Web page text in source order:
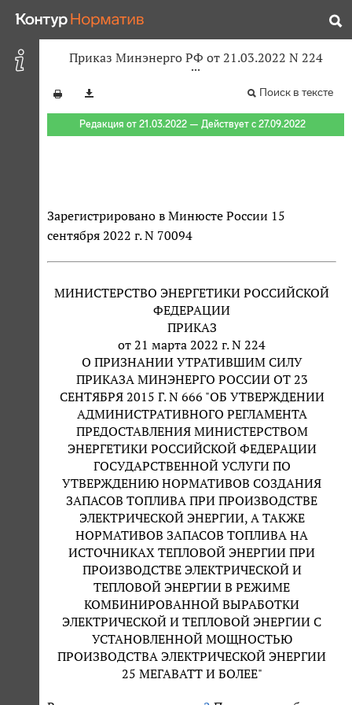
Приказ Минэнерго РФ от 21.03.2022 N 224
Поиск в тексте
Редакция от 21.03.2022 — Действует с 27.09.2022
Зарегистрировано в Минюсте России 15
сентября 2022 г. N 70094
МИНИСТЕРСТВО ЭНЕРГЕТИКИ РОССИЙСКОЙ
ФЕДЕРАЦИИ
ПРИКАЗ
от 21 марта 2022 г. N 224
О ПРИЗНАНИИ УТРАТИВШИМ СИЛУ
ПРИКАЗА МИНЭНЕРГО РОССИИ ОТ 23
СЕНТЯБРЯ 2015 Г. N 666 "ОБ УТВЕРЖДЕНИИ
АДМИНИСТРАТИВНОГО РЕГЛАМЕНТА
ПРЕДОСТАВЛЕНИЯ МИНИСТЕРСТВОМ
ЭНЕРГЕТИКИ РОССИЙСКОЙ ФЕДЕРАЦИИ
ГОСУДАРСТВЕННОЙ УСЛУГИ ПО
УТВЕРЖДЕНИЮ НОРМАТИВОВ СОЗДАНИЯ
ЗАПАСОВ ТОПЛИВА ПРИ ПРОИЗВОДСТВЕ
ЭЛЕКТРИЧЕСКОЙ ЭНЕРГИИ, А ТАКЖЕ
НОРМАТИВОВ ЗАПАСОВ ТОПЛИВА НА
ИСТОЧНИКАХ ТЕПЛОВОЙ ЭНЕРГИИ ПРИ
ПРОИЗВОДСТВЕ ЭЛЕКТРИЧЕСКОЙ И
ТЕПЛОВОЙ ЭНЕРГИИ В РЕЖИМЕ
КОМБИНИРОВАННОЙ ВЫРАБОТКИ
ЭЛЕКТРИЧЕСКОЙ И ТЕПЛОВОЙ ЭНЕРГИИ С
УСТАНОВЛЕННОЙ МОЩНОСТЬЮ
ПРОИЗВОДСТВА ЭЛЕКТРИЧЕСКОЙ ЭНЕРГИИ
25 МЕГАВАТТ И БОЛЕЕ"